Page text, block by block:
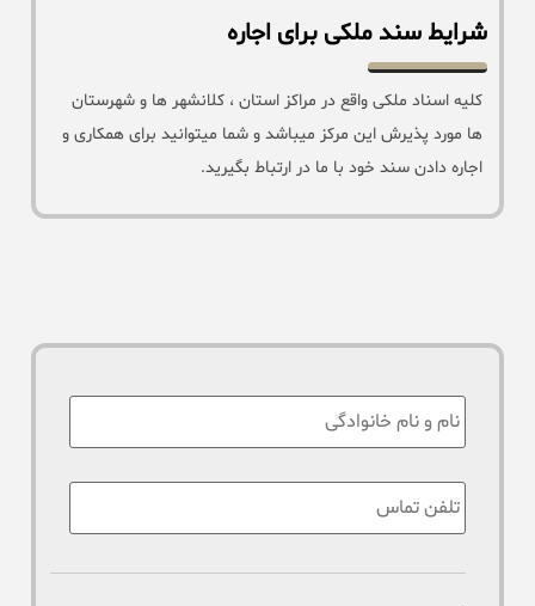
شرایط سند ملکی برای اجاره
کلیه اسناد ملکی واقع در مراکز استان ، کلانشهر ها و شهرستان
ها مورد پذیرش این مرکز میباشد و شما میتوانید برای همکاری و
اجاره دادن سند خود با ما در ارتباط بگیرید.
نام
تلفن
تماس
:
*